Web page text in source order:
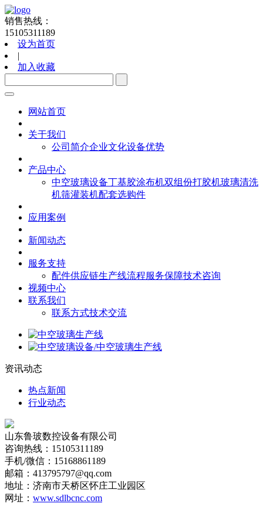
销售热线：
15105311189
设为首页
|
加入收藏
网站首页
关于我们
公司简介企业文化设备优势
产品中心
中空玻璃设备丁基胶涂布机双组份打胶机玻璃清洗
机筛灌装机配套选购件
应用案例
新闻动态
服务支持
配件供应链生产线流程服务保障技术咨询
视频中心
联系我们
联系方式技术交流
资讯动态
热点新闻
行业动态
山东鲁玻数控设备有限公司
咨询热线：15105311189
手机/微信：15168861189
邮箱：413795797@qq.com
地址：济南市天桥区怀庄工业园区
网址： www.sdlbcnc.com